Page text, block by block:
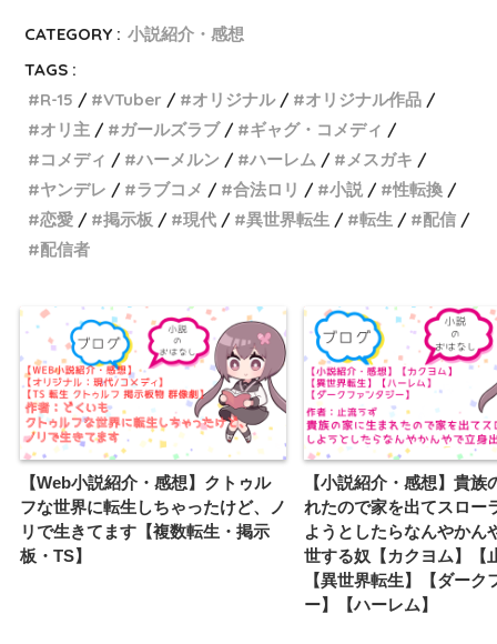
CATEGORY : 小説紹介・感想
TAGS :
R-15
VTuber オリジナル
オリジナル作品
オリ主
ガールズラブ
ギャグ・コメディ
コメディ
ハーメルン ハーレム
メスガキ
ヤンデレ
ラブコメ 合法ロリ 小説
性転換
恋愛
掲示板 現代 異世界転生 転生
配信
配信者
【Web小説紹介・感想】クトゥル
フな世界に転生しちゃったけど、ノ
リで生きてます【複数転生・掲示
板・TS】
【小説紹介・感想】貴族
れたので家を出てスロー
ようとしたらなんやかん
世する奴【カクヨム】【
【異世界転生】【ダーク
ー】【ハーレム】